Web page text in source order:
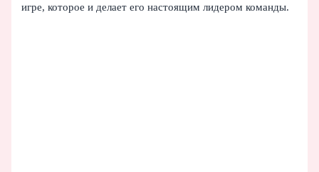
игре, которое и делает его настоящим лидером команды.